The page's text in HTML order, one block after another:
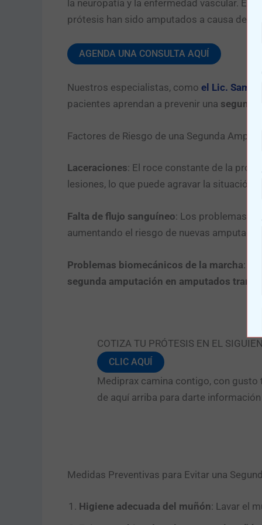
la neuropatía y la enfermedad vascular. En
prótesis han sido amputados a causa de
AGENDA UNA CONSULTA AQUÍ
Nuestros especialistas, como el Lic.
pacientes aprendan a prevenir una
Factores de Riesgo de una Segunda
Laceraciones: El roce constante de la
lesiones, lo que puede agravar la situación.
Falta de flujo sanguíneo: Los problemas
aumentando el riesgo de nuevas
Problemas biomecánicos de la marcha:
segunda amputación en amputados
COTIZA TU PRÓTESIS EN EL
CLIC AQUÍ
Mediprax camina contigo, con
de aquí arriba para darte
Medidas Preventivas para Evitar una
Higiene adecuada del muñón: Lavar el